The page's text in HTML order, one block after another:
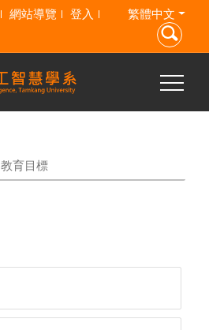
網站導覽 登入 繁體中文
教育目標